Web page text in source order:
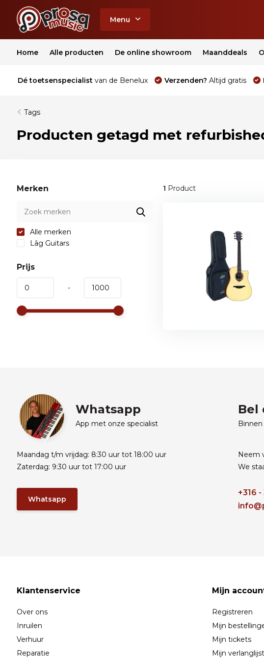
Menu
Home Alle producten De online showroom Maanddeals
Dé toetsenspecialist van de Benelux Verzenden? Altijd gratis
Tags
Producten getagd met
Merken
Alle merken
Lâg Guitars
Prijs
-
1 Product
Whatsapp
App met onze specialist
Maandag t/m vrijdag: 8:30 uur tot 18:00 uur
Zaterdag: 9:30 uur tot 17:00 uur
Whatsapp
Bel
Neem
We
+316 -
Klantenservice
Over ons
Inruilen
Verhuur
Reparatie
Mijn
Registreren
Mijn
Mijn tickets
Mijn verlanglijst